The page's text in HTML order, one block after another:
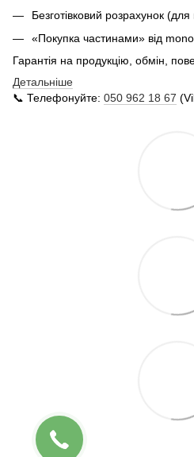
Безготівковий розрахунок
«Покупка частинами» від
Гарантія на продукцію, обмін,
Детальніше
📞 Телефонуйте: 050 962 18 67